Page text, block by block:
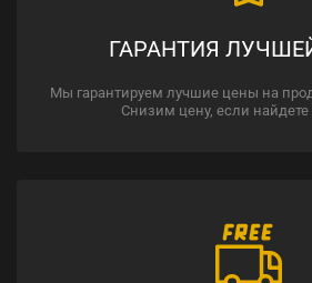
ГАРАНТИЯ
Мы гарантируем лучшие цены на
Снизим цену, если